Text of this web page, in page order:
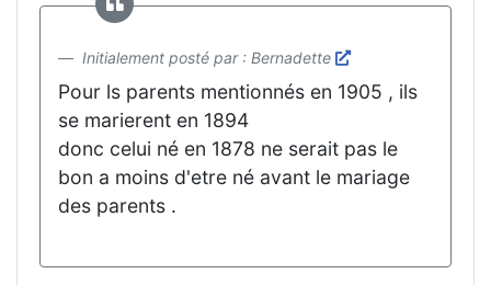
Initialement posté par : Bernadette
Pour ls parents mentionnés en 1905 , ils
se marierent en 1894
donc celui né en 1878 ne serait pas le
bon a moins d'etre né avant le mariage
des parents .